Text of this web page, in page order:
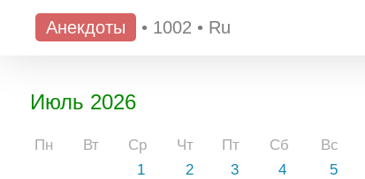
Анекдоты • 1002 • Ru
Июль 2026
Пн Вт Ср Чт Пт Сб
Вс
1
2 3 4
5